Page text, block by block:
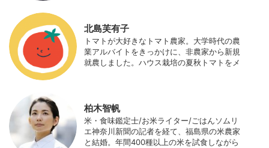
の実証試験や農産物輸出などに関わった。主
にスマート農業の実証試験やコンサルなどに
携わっている。 HP：http://www.ijas.co.jp/
北島芙有子
トマトが大好きなトマト農家。大学時代の農
業アルバイトをきっかけに、非農家から新規
就農しました。ハウス栽培の夏秋トマトをメ
柏木智帆
米・食味鑑定士/お米ライター/ごはんソムリ
エ神奈川新聞の記者を経て、福島県の米農家
と結婚。年間400種以上の米を試食しながら